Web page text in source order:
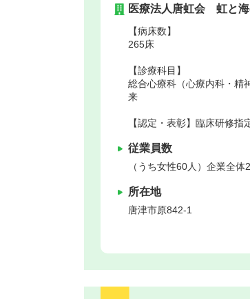
医療法人唐虹会 虹と
【病床数】
265床
【診療科目】
総合心療科（心療内科・精
来
【認定・表彰】臨床研修
従業員数
（うち女性60人）企業全体
所在地
唐津市原842-1